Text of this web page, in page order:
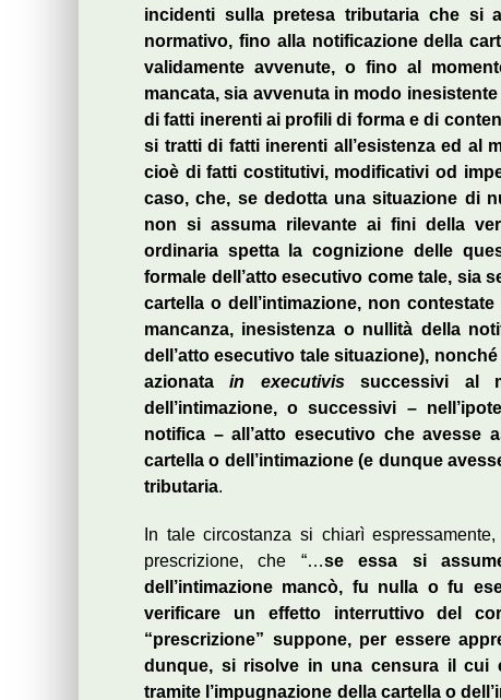
incidenti sulla pretesa tributaria che si
normativo, fino alla notificazione della
validamente avvenute, o fino al
mancata, sia avvenuta in modo
di fatti inerenti ai profili di forma e di
si tratti di fatti inerenti all’esistenza ed al
cioè di fatti costitutivi, modificativi od
caso, che, se dedotta una situazione di
non si assuma rilevante ai fini della
ordinaria spetta la cognizione delle
formale dell’atto esecutivo come tale, sia
cartella o dell’intimazione, non
mancanza, inesistenza o nullità della
dell’atto esecutivo tale situazione),
azionatain executivissuccessivi al
dell’intimazione, o successivi –
notifica – all’atto esecutivo che avesse
cartella o dell’intimazione (e dunque
tributaria.
In tale circostanza si chiarì
prescrizione, che “…se essa si
dell’intimazione mancò, fu nulla o fu
verificare un effetto interruttivo del
“prescrizione” suppone, per essere
dunque, si risolve in una censura il cui
tramite l’impugnazione della cartella o